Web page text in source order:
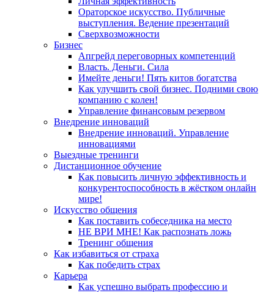
Ораторское искусство. Публичные
выступления. Ведение презентаций
Сверхвозможности
Бизнес
Апгрейд переговорных компетенций
Власть. Деньги. Сила
Имейте деньги! Пять китов богатства
Как улучшить свой бизнес. Подними свою
компанию с колен!
Управление финансовым резервом
Внедрение инноваций
Внедрение инноваций. Управление
инновациями
Выездные тренинги
Дистанционное обучение
Как повысить личную эффективность и
конкурентоспособность в жёстком онлайн
мире!
Искусство общения
Как поставить собеседника на место
НЕ ВРИ МНЕ! Как распознать ложь
Тренинг общения
Как избавиться от страха
Как победить страх
Карьера
Как успешно выбрать профессию и